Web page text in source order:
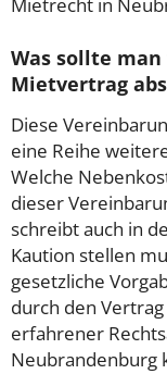
Was sollte
Mietvertrag
Diese
eine Reihe
Welche
dieser
schreibt auch in
Kaution stellen
gesetzliche
durch den
erfahrener
Neubrandenburg